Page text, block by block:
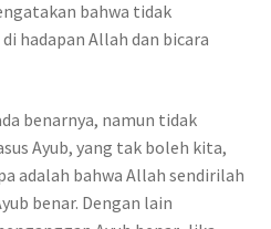
bahwa tidak
hadapan Allah dan bicara
benarnya, namun tidak
Ayub, yang tak boleh kita,
adalah bahwa Allah sendirilah
benar. Dengan lain